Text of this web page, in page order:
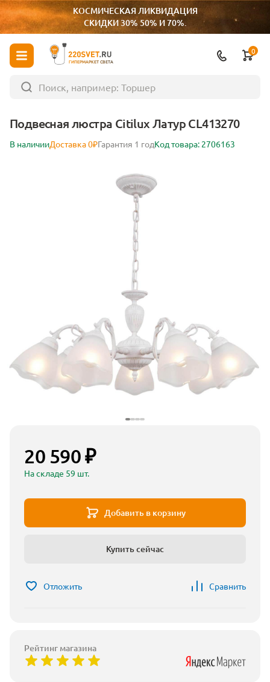
КОСМИЧЕСКАЯ ЛИКВИДАЦИЯ
СКИДКИ 30% 50% И 70%.
ГИПЕРМАРКЕТ СВЕТА
0
Подвесная люстра Citilux Латур CL413270
В наличииДоставка 0₽Гарантия 1 годКод товара: 2706163
20 590 ₽
На складе 59 шт.
Добавить в корзину
Купить сейчас
Отложить Сравнить
Рейтинг магазина